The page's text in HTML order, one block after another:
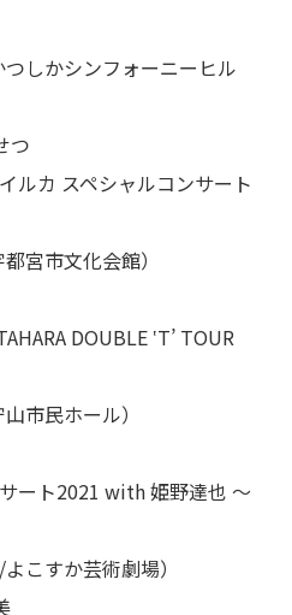
かシンフォーニーヒル
つ
スペシャルコンサート
市文化会館）
DOUBLE ‛T’ TOUR
民ホール）
2021 with 姫野達也 ～
すか芸術劇場）